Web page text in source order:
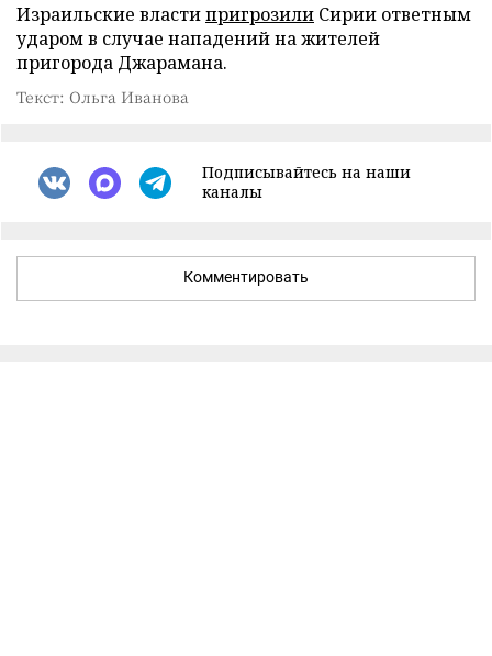
Израильские властипригрозили Сирии ответным
ударом в случае нападений на жителей
пригорода Джарамана.
Текст: Ольга Иванова
Подписывайтесь на наши
каналы
Комментировать